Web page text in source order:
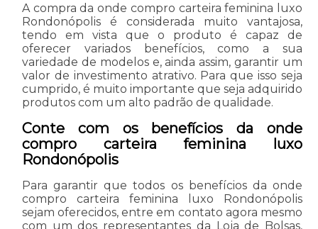
A compra da onde compro carteira feminina luxo
Rondonópolis é considerada muito vantajosa,
tendo em vista que o produto é capaz de
oferecer variados benefícios, como a sua
variedade de modelos e, ainda assim, garantir um
valor de investimento atrativo. Para que isso seja
cumprido, é muito importante que seja adquirido
produtos com um alto padrão de qualidade.
Conte com os benefícios da onde
compro carteira feminina luxo
Rondonópolis
Para garantir que todos os benefícios da onde
compro carteira feminina luxo Rondonópolis
sejam oferecidos, entre em contato agora mesmo
com um dos representantes da Loja de Bolsas,